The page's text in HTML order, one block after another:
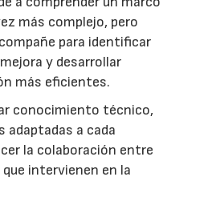
más complejo, pero
para identificar
y desarrollar
más eficientes.
conocimiento técnico,
adaptadas a cada
la colaboración entre
intervienen en la